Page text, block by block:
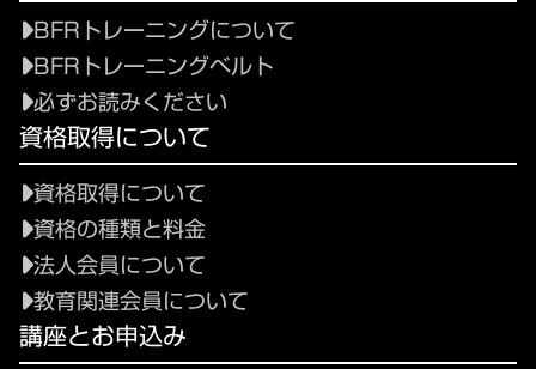
BFRトレーニングについて
BFRトレーニングベルト
必ずお読みください
資格取得について
資格取得について
資格の種類と料金
法人会員について
教育関連会員について
講座とお申込み